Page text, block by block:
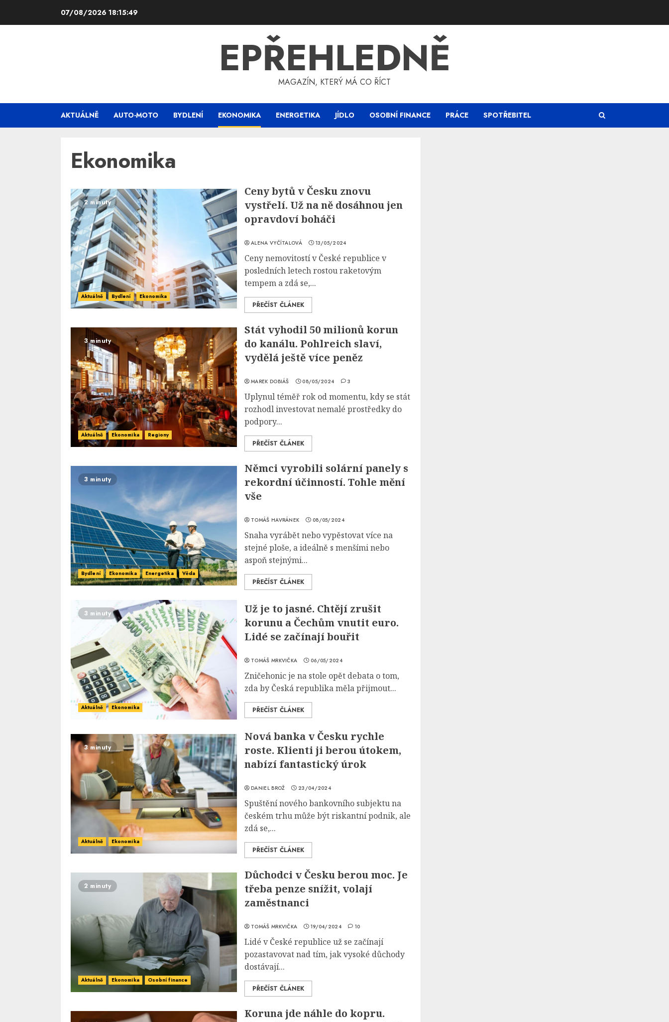
07/08/2026 18:15:50
EPŘEHLEDNĚ
MAGAZÍN, KTERÝ MÁ CO ŘÍCT
AKTUÁLNĚ AUTO-MOTO BYDLENÍ EKONOMIKA ENERGETIKA JÍDLO OSOBNÍ FINANCE PRÁCE SPOTŘEBITEL
Ekonomika
2 minuty
Aktuálně Bydlení Ekonomika
Ceny bytů v Česku znovu
vystřelí. Už na ně dosáhnou jen
opravdoví boháči
ALENA VYČÍTALOVÁ 13/05/2024
Ceny nemovitostí v České republice v
posledních letech rostou raketovým
tempem a zdá se,...
PŘEČÍST ČLÁNEK
3 minuty
Aktuálně Ekonomika Regiony
Stát vyhodil 50 milionů korun
do kanálu. Pohlreich slaví,
vydělá ještě více peněz
MAREK DOBIÁŠ 08/05/2024 3
Uplynul téměř rok od momentu, kdy se stát
rozhodl investovat nemalé prostředky do
podpory...
PŘEČÍST ČLÁNEK
3 minuty
Bydlení Ekonomika Energetika Věda
Němci vyrobili solární panely s
rekordní účinností. Tohle mění
vše
TOMÁŠ HAVRÁNEK 08/05/2024
Snaha vyrábět nebo vypěstovat více na
stejné ploše, a ideálně s menšími nebo
aspoň stejnými...
PŘEČÍST ČLÁNEK
3 minuty
Aktuálně Ekonomika
Už je to jasné. Chtějí zrušit
korunu a Čechům vnutit euro.
Lidé se začínají bouřit
TOMÁŠ MRKVIČKA 06/05/2024
Zničehonic je na stole opět debata o tom,
zda by Česká republika měla přijmout...
PŘEČÍST ČLÁNEK
3 minuty
Aktuálně Ekonomika
Nová banka v Česku rychle
roste. Klienti ji berou útokem,
nabízí fantastický úrok
DANIEL BROŽ 23/04/2024
Spuštění nového bankovního subjektu na
českém trhu může být riskantní podnik, ale
zdá se,...
PŘEČÍST ČLÁNEK
2 minuty
Aktuálně Ekonomika Osobní finance
Důchodci v Česku berou moc. Je
třeba penze snížit, volají
zaměstnanci
TOMÁŠ MRKVIČKA 19/04/2024 10
Lidé v České republice už se začínají
pozastavovat nad tím, jak vysoké důchody
dostávají...
PŘEČÍST ČLÁNEK
Koruna jde náhle do kopru.